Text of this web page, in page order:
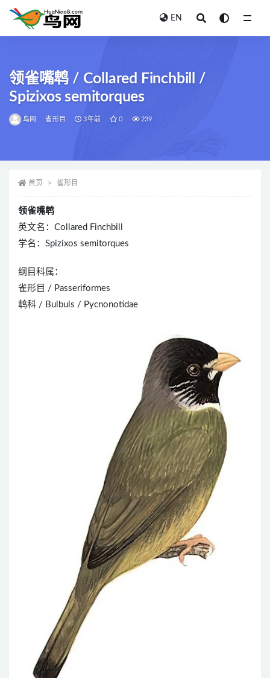
EN
领雀嘴鹎 / Collared Finchbill /
Spizixos semitorques
鸟网 雀形目 3年前 0 239
首页 雀形目
领雀嘴鹎
英文名：Collared Finchbill
学名：Spizixos semitorques
纲目科属：
雀形目 / Passeriformes
鹎科 / Bulbuls / Pycnonotidae